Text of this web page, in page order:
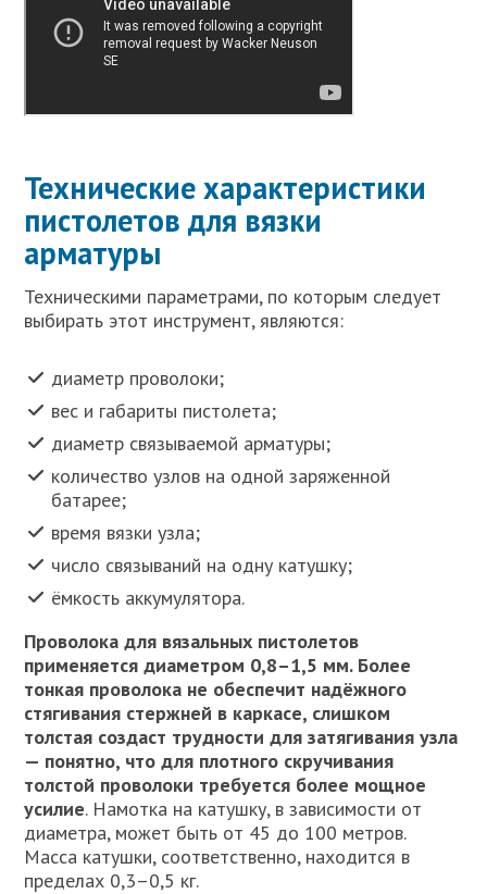
Технические характеристики
пистолетов для вязки
арматуры
Техническими параметрами, по которым следует
выбирать этот инструмент, являются:
диаметр проволоки;
вес и габариты пистолета;
диаметр связываемой арматуры;
количество узлов на одной заряженной
батарее;
время вязки узла;
число связываний на одну катушку;
ёмкость аккумулятора.
Проволока для вязальных пистолетов
применяется диаметром 0,8–1,5 мм. Более
тонкая проволока не обеспечит надёжного
стягивания стержней в каркасе, слишком
толстая создаст трудности для затягивания узла
— понятно, что для плотного скручивания
толстой проволоки требуется более мощное
усилие. Намотка на катушку, в зависимости от
диаметра, может быть от 45 до 100 метров.
Масса катушки, соответственно, находится в
пределах 0,3–0,5 кг.